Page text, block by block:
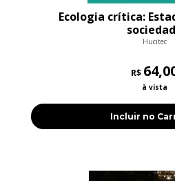
Ecologia crítica:
Hucitec
R$
à vista
Incluir no